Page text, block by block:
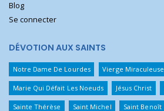
Blog
Se connecter
DÉVOTION AUX SAINTS
Notre Dame De Lourdes Vierge Miraculeuse
Marie Qui Défait Les Noeuds Jésus Christ
Sainte Thérèse Saint Michel Saint Benoît